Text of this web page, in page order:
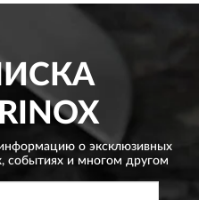
о эксклюзивных
событиях и многом другом